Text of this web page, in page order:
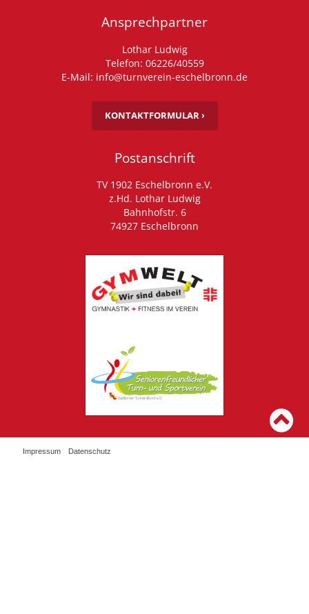
Ansprechpartner
Lothar Ludwig
Telefon: 06226/40559
E-Mail: info@turnverein-eschelbronn.de
KONTAKTFORMULAR ›
Postanschrift
TV 1902 Eschelbronn e.V.
z.Hd. Lothar Ludwig
Bahnhofstr. 6
74927 Eschelbronn
Impressum Datenschutz